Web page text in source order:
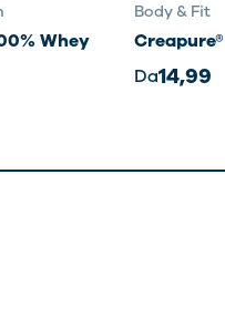
Whey
Body & Fit
Da14,99